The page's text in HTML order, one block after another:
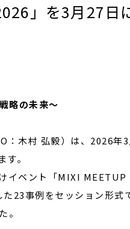
」を3月27日
略の未来～
木村 弘毅）は、2026年3
。
イベント「MIXI MEETUP
23事例をセッション形式
。